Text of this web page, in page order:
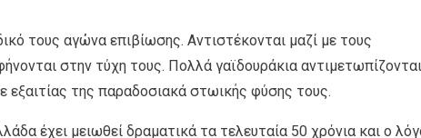
τους αγώνα επιβίωσης. Αντιστέκονται μαζί με τους
στην τύχη τους. Πολλά γαϊδουράκια αντιμετωπίζονται
εξαιτίας της παραδοσιακά στωικής φύσης τους.
έχει μειωθεί δραματικά τα τελευταία 50 χρόνια και ο